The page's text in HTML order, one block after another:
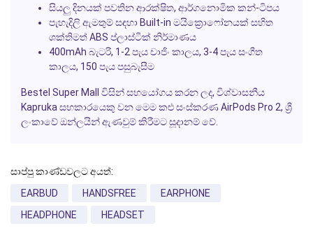
සියලු දිනයක් පවතින ආරක්ෂිත, ආර්ගනොමික කන්-ටිපය
පැහැදිලි ඇමතුම් සඳහා Built-in මයික්‍රොෆෝනයක් සහිත
ශක්තිමත් ABS ප්ලාස්ටික් නිර්මාණය
400mAh බැටරි, 1-2 පැය චාජිං කාලය, 3-4 පැය සංගීත
කාලය, 150 පැය පසුබැසීම
Bestel Super Mall විසින් සහයෝගය කරන ලද, විශ්වාසනීය
Kapruka සහකාරයෙකු වන මෙම කළු සංස්කරණ AirPods Pro 2, ශ්‍රී
ලංකාවේ ඔන්ලයින් ඇණවුම් කිරීමට සූදානම් වේ.
සාප්පු කාණ්ඩවලට අයත්:
EARBUD
HANDSFREE
EARPHONE
HEADPHONE
HEADSET